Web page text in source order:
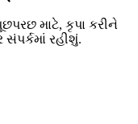
માટે, કૃપા કરીને
રહીશું.